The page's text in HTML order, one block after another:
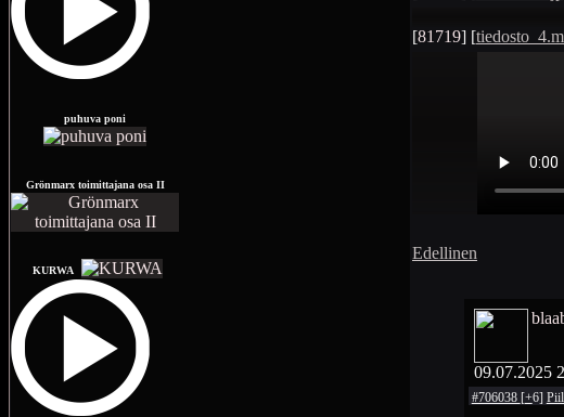
puhuva poni
Grönmarx toimittajana osa II
KURWA
[81719] [
Edellinen
09.07.2025
#706038 [+6]